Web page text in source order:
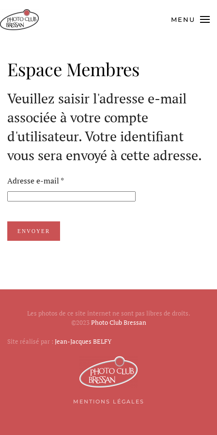
Skip
MENU
Espace Membres
Veuillez saisir l'adresse e-mail
associée à votre compte
d'utilisateur. Votre identifiant
vous sera envoyé à cette adresse.
Adresse e-mail *
ENVOYER
Les photos de ce site internet ne sont pas libres de droits.
©2023 Photo Club Bressan
Site réalisé par : Jean-Jacques BELFY
MENTIONS LÉGALES